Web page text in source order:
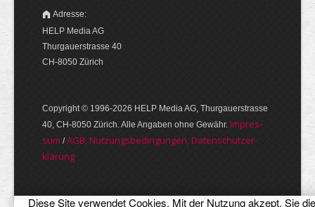
Adresse:
HELP Media AG
Thurgauerstrasse 40
CH-8050 Zürich
Copyright © 1996-2026 HELP Media AG, Thurgauer­strasse
40, CH-8050 Zürich. Alle Angaben ohne Gewähr. Im­pres­
sum /AGB, Nut­zungs­bedin­gungen, Daten­schutz­er­
klärung
Diese Site verwendet Cookies. Mit der Nutzung akzept. Sie die